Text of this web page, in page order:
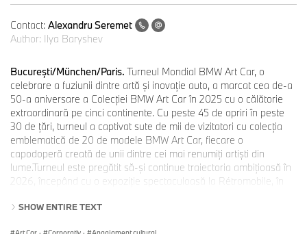
Contact: Alexandru Seremet
Author: Ilya Baryshev
București/München/Paris. Turneul Mondial BMW Art Car, o
celebrare a fuziunii dintre artă și inovație auto, a marcat cea de-a
50-a aniversare a Colecției BMW Art Car în 2025 cu o călătorie
extraordinară pe cinci continente. Cu peste 45 de opriri în peste
30 de țări, turneul a captivat sute de mii de vizitatori cu colecția
emblematică de 20 de modele BMW Art Car, fiecare o
capodoperă creată de unii dintre cei mai renumiți artiști din
lume.Turneul este pregătit să-și continue traiectoria ambițioasă în
2026, începând cu o expoziție spectaculoasă la Rétromobile, în
SHOW ENTIRE TEXT